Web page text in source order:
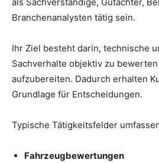
Branchenanalysten tätig sein.
Ihr Ziel besteht darin, technische
Sachverhalte objektiv zu
aufzubereiten. Dadurch erhalten
Grundlage für Entscheidungen.
Typische Tätigkeitsfelder
Fahrzeugbewertungen